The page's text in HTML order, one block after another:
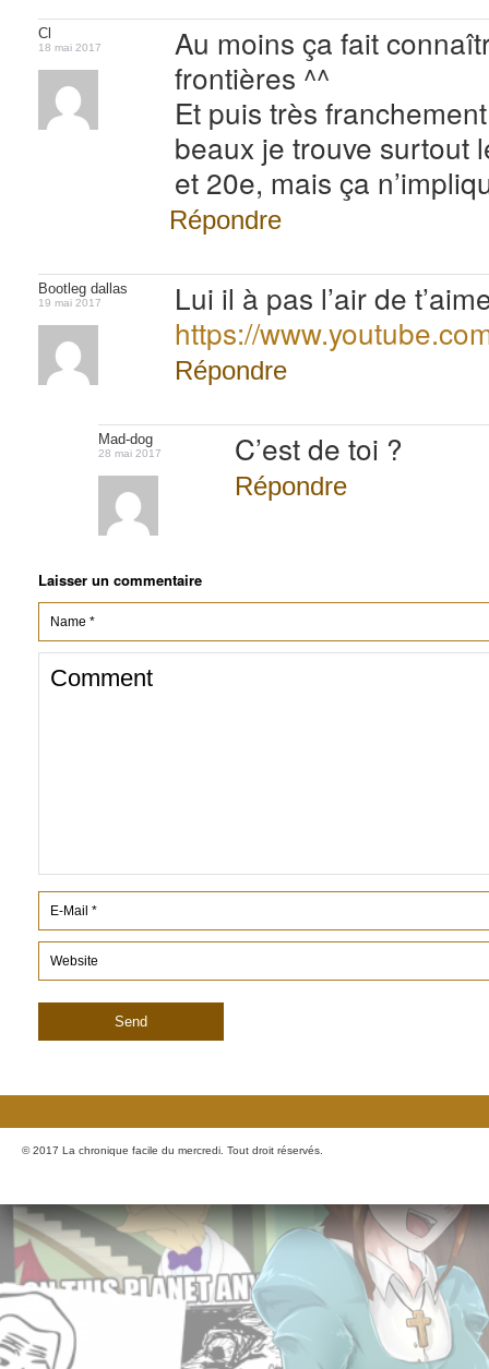
Cl
18 mai 2017
Au moins ça fait
frontières ^^
Et puis très
beaux je trouve surtout
et 20e, mais ça
Répondre
Bootleg dallas
19 mai 2017
Lui il à pas l’air de
https://
Répondre
Mad-dog
28 mai 2017 C’est de toi ?
Répondre
Laisser un commentaire
© 2017 La chronique facile du mercredi. Tout droit réservés.